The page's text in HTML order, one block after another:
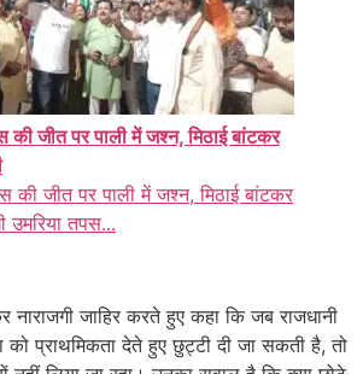
की जीत पर पाली में जश्न, मिठाई बांटकर
की जीत पर पाली में जश्न, मिठाई बांटकर
उमरिया तपस...
जाहिर करते हुए कहा कि जब राजधानी
को प्राथमिकता देते हुए छुट्टी दी जा सकती है, तो